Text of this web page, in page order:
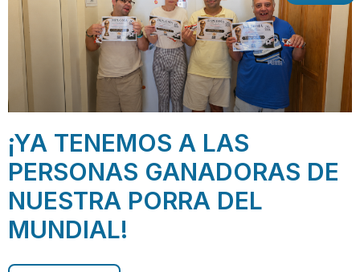
¡YA TENEMOS A LAS
PERSONAS GANADORAS DE
NUESTRA PORRA DEL
MUNDIAL!